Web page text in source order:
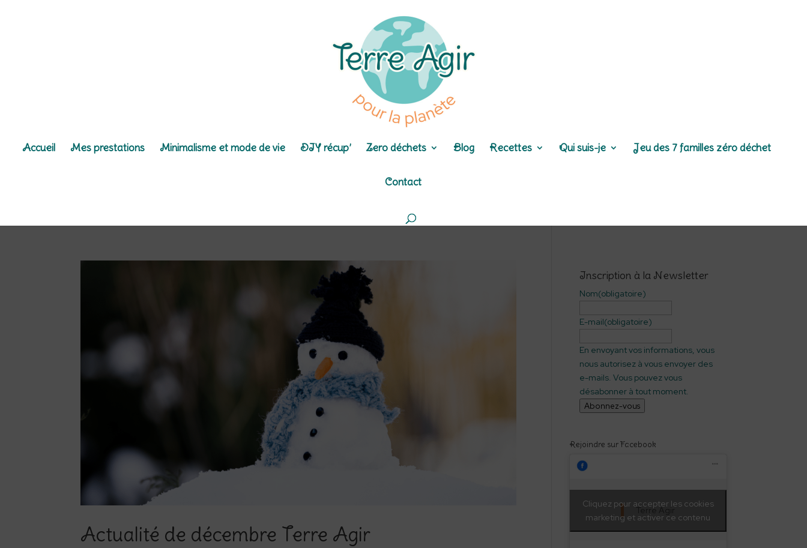
Accueil Mes prestations Minimalisme et mode de vie DIY récup’ Zero déchets Blog Recettes Qui suis-je Jeu des 7 familles zéro déchet
Contact
Actualité de décembre Terre Agir
Inscription à la Newsletter
Nom(obligatoire)
E-mail(obligatoire)
En envoyant vos informations, vous
nous autorisez à vous envoyer des
e-mails. Vous pouvez vous
désabonner à tout moment.
Abonnez-vous
Rejoindre sur Facebook
Terre Agir
Cliquez pour accepter les cookies
marketing et activer ce contenu